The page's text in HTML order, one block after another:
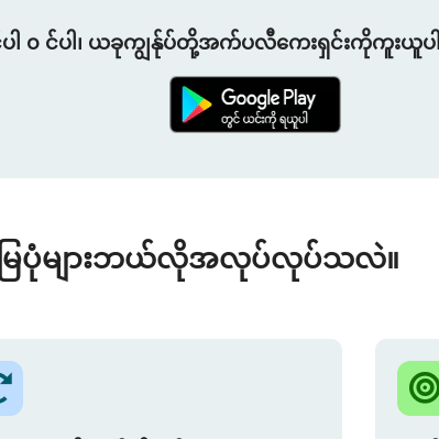
ါ ၀ င်ပါ၊ ယခုကျွန်ုပ်တို့အက်ပလီကေးရှင်းကိုကူးယူပ
ြေပုံများဘယ်လိုအလုပ်လုပ်သလဲ။